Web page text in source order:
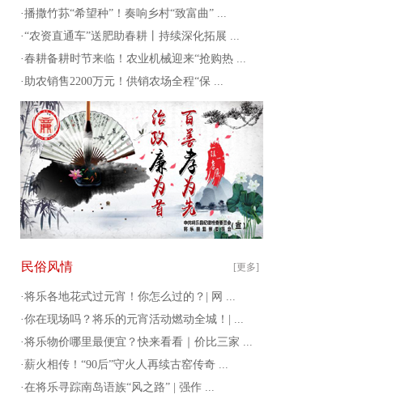
·播撒竹荪“希望种”！奏响乡村“致富曲” ...
·“农资直通车”送肥助春耕丨持续深化拓展 ...
·春耕备耕时节来临！农业机械迎来“抢购热 ...
·助农销售2200万元！供销农场全程“保 ...
[更多]
民俗风情
·将乐各地花式过元宵！你怎么过的？| 网 ...
·你在现场吗？将乐的元宵活动燃动全城！| ...
·将乐物价哪里最便宜？快来看看｜价比三家 ...
·薪火相传！“90后”守火人再续古窑传奇 ...
·在将乐寻踪南岛语族“风之路” | 强作 ...